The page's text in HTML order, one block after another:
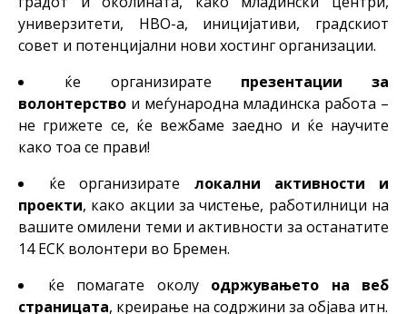
универзитети, НВО-а, иницијативи, градскиот
совет и потенцијални нови хостинг организации.
ќе организирате презентации за
волонтерство и меѓународна младинска работа –
не грижете се, ќе вежбаме заедно и ќе научите
како тоа се прави!
ќе организирате локални активности и
проекти, како акции за чистење, работилници на
вашите омилени теми и активности за останатите
14 ЕСК волонтери во Бремен.
ќе помагате околу одржувањето на веб
страницата, креирање на содржини за објава итн.